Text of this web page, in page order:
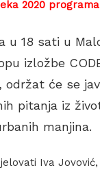
2020
u 18 sati u
izložbe
održat će se
pitanja iz
manjina.
Iva